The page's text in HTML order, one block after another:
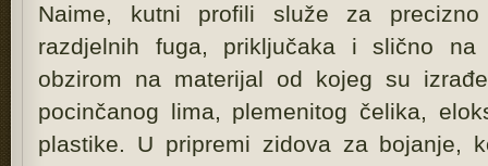
Naime, kutni profili služe za
razdjelnih fuga, priključaka i slično na
obzirom na materijal od kojeg su
pocinčanog lima, plemenitog čelika,
plastike. U pripremi zidova za bojanje,